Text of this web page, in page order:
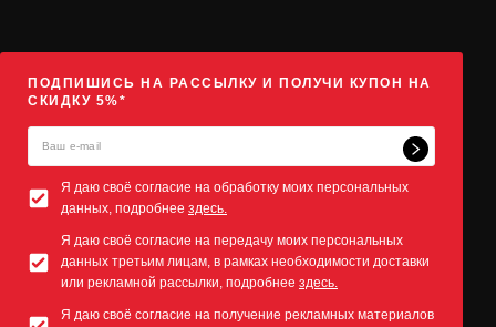
ПОДПИШИСЬ НА РАССЫЛКУ И ПОЛУЧИ КУПОН НА
СКИДКУ 5%*
Я даю своё согласие на обработку моих персональных
данных, подробнее здесь.
Я даю своё согласие на передачу моих персональных
данных третьим лицам, в рамках необходимости доставки
или рекламной рассылки, подробнее здесь.
Я даю своё согласие на получение рекламных материалов